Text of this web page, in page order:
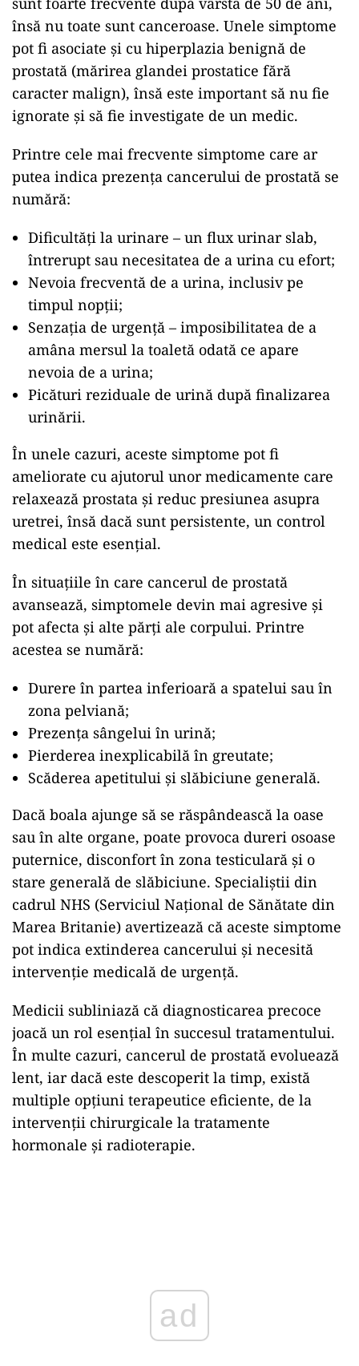
însă nu toate sunt canceroase. Unele simptome
pot fi asociate și cu hiperplazia benignă de
prostată (mărirea glandei prostatice fără
caracter malign), însă este important să nu fie
ignorate și să fie investigate de un medic.
Printre cele mai frecvente simptome care ar
putea indica prezența cancerului de prostată se
numără:
Dificultăți la urinare – un flux urinar slab,
întrerupt sau necesitatea de a urina cu efort;
Nevoia frecventă de a urina, inclusiv pe
timpul nopții;
Senzația de urgență – imposibilitatea de a
amâna mersul la toaletă odată ce apare
nevoia de a urina;
Picături reziduale de urină după finalizarea
urinării.
În unele cazuri, aceste simptome pot fi
ameliorate cu ajutorul unor medicamente care
relaxează prostata și reduc presiunea asupra
uretrei, însă dacă sunt persistente, un control
medical este esențial.
În situațiile în care cancerul de prostată
avansează, simptomele devin mai agresive și
pot afecta și alte părți ale corpului. Printre
acestea se numără:
Durere în partea inferioară a spatelui sau în
zona pelviană;
Prezența sângelui în urină;
Pierderea inexplicabilă în greutate;
Scăderea apetitului și slăbiciune generală.
Dacă boala ajunge să se răspândească la oase
sau în alte organe, poate provoca dureri osoase
puternice, disconfort în zona testiculară și o
stare generală de slăbiciune. Specialiștii din
cadrul NHS (Serviciul Național de Sănătate din
Marea Britanie) avertizează că aceste simptome
pot indica extinderea cancerului și necesită
intervenție medicală de urgență.
Medicii subliniază că diagnosticarea precoce
joacă un rol esențial în succesul tratamentului.
În multe cazuri, cancerul de prostată evoluează
lent, iar dacă este descoperit la timp, există
multiple opțiuni terapeutice eficiente, de la
intervenții chirurgicale la tratamente
hormonale și radioterapie.
ad